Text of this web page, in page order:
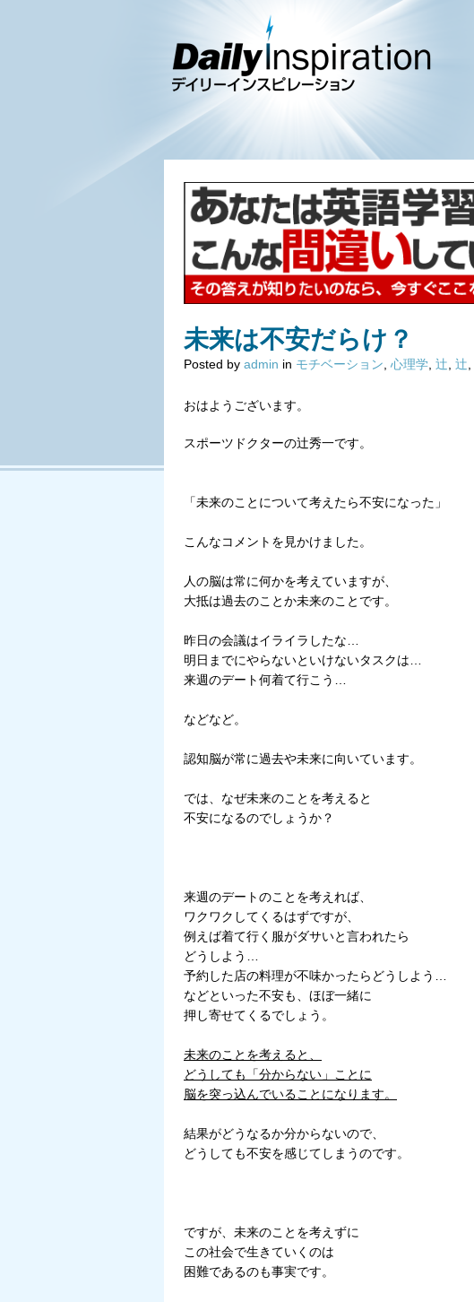
未来は不安だらけ？
Posted by admin in モチベーション 心理学 辻 辻
おはようございます。
スポーツドクターの辻秀一です。
「未来のことについて考えたら不安になった」
こんなコメントを見かけました。
人の脳は常に何かを考えていますが、
大抵は過去のことか未来のことです。
昨日の会議はイライラしたな…
明日までにやらないといけないタスクは…
来週のデート何着て行こう…
などなど。
認知脳が常に過去や未来に向いています。
では、なぜ未来のことを考えると
不安になるのでしょうか？
来週のデートのことを考えれば、
ワクワクしてくるはずですが、
例えば着て行く服がダサいと言われたら
どうしよう…
予約した店の料理が不味かったらどうしよう…
などといった不安も、ほぼ一緒に
押し寄せてくるでしょう。
未来のことを考えると、
どうしても「分からない」ことに
脳を突っ込んでいることになります。
結果がどうなるか分からないので、
どうしても不安を感じてしまうのです。
ですが、未来のことを考えずに
この社会で生きていくのは
困難であるのも事実です。